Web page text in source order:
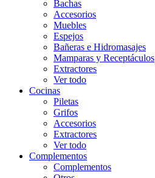
Bachas
Accesorios
Muebles
Espejos
Bañeras e Hidromasajes
Mamparas y Receptáculos
Extractores
Ver todo
Cocinas
Piletas
Grifos
Accesorios
Extractores
Ver todo
Complementos
Complementos